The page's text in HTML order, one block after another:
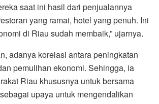
saat ini hasil dari penjualannya
yang ramai, hotel yang penuh. Ini
di Riau sudah membaik,” ujarnya.
adanya korelasi antara peningkatan
pemulihan ekonomi. Sehingga, ia
Riau khususnya untuk bersama
upaya untuk mengendalikan